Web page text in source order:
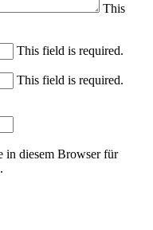
This
This field is required.
This field is required.
in diesem Browser für